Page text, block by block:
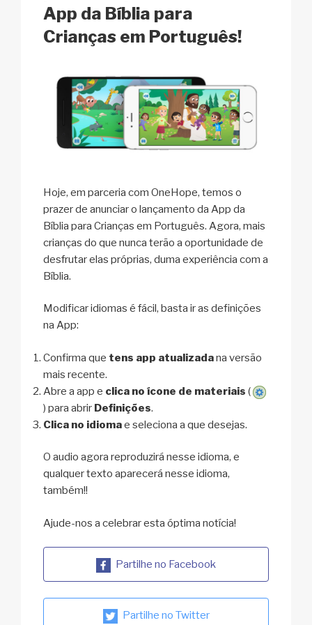
App da Bíblia para
Crianças em Português!
Hoje, em parceria com OneHope, temos o
prazer de anunciar o lançamento da App da
Bíblia para Crianças em Português. Agora, mais
crianças do que nunca terão a oportunidade de
desfrutar elas próprias, duma experiência com a
Bíblia.
Modificar idiomas é fácil, basta ir as definições
na App:
Confirma que tens app atualizadana versão
mais recente.
Abre a app e clica no ícone de materiais (
) para abrir Definições.
Clica no idiomae seleciona a que desejas.
O audio agora reproduzirá nesse idioma, e
qualquer texto aparecerá nesse idioma,
também!!
Ajude-nos a celebrar esta óptima notícia!
Partilhe no Facebook
Partilhe no Twitter